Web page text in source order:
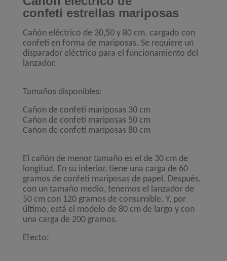
confeti estrellas mariposas
Cañón eléctrico de 30,50 y 80 cm. cargado con
confeti en forma de mariposas. Se requiere un
disparador eléctrico para el funcionamiento del
lanzador.
Tamaños disponibles:
Cañon de confeti mariposas 30 cm
Cañon de confeti mariposas 50 cm
Cañon de confeti mariposas 80 cm
El cañón de menor tamaño es el de 30 cm de
longitud. En su interior, tiene una carga de 60
gramos de confeti mariposas de papel. Después,
con un tamaño medio, tenemos el lanzador de
50 cm con 120 gramos de consumible. Y, por
último, está el modelo de 80 cm de largo y con
una carga de 200 gramos.
Efecto: